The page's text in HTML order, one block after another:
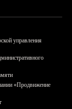
управления
«Продвижение